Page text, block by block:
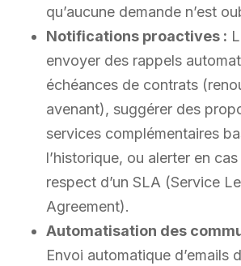
qu’aucune demande n’est
Notifications proactives :
envoyer des rappels
échéances de contrats
avenant), suggérer des
services complémentaires
l’historique, ou alerter en
respect d’un SLA (Service
Agreement).
Automatisation des
Envoi automatique d’emails